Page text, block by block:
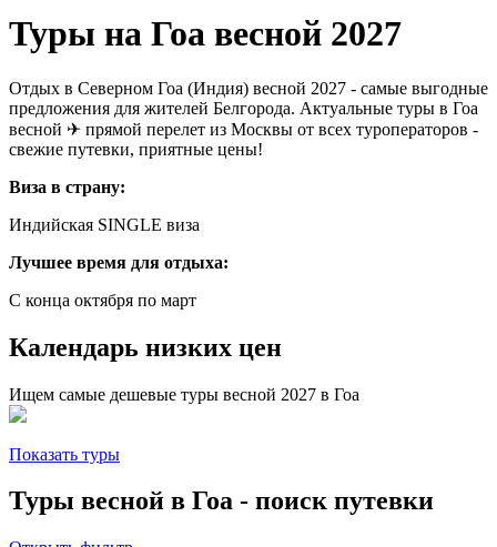
Туры на Гоа весной 2027
Отдых в Северном Гоа (Индия) весной 2027 - самые выгодные
предложения для жителей Белгорода. Актуальные туры в Гоа
весной ✈ прямой перелет из Москвы от всех туроператоров -
свежие путевки, приятные цены!
Виза в страну:
Индийская SINGLE виза
Лучшее время для отдыха:
С конца октября по март
Календарь низких цен
Ищем самые дешевые туры весной 2027 в Гоа
Показать туры
Туры весной в Гоа - поиск путевки